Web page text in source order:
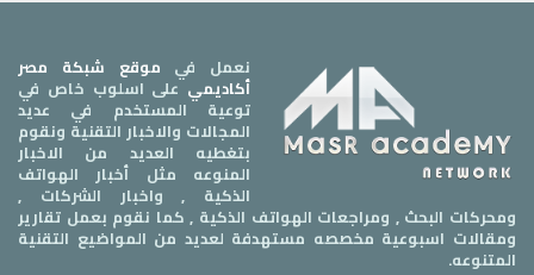
نعمل في موقع شبكة مصر
أكاديميعلى اسلوب خاص في
توعية المستخدم في عديد
المجالات والاخبار التقنية ونقوم
بتغطيه العديد من الاخبار
المنوعه مثل أخبار الهواتف
الذكية , واخبار الشركات ,
ومحركات البحث , ومراجعات الهواتف الذكية , كما نقوم بعمل تقارير
ومقالات اسبوعية مخصصه مستهدفة لعديد من المواضيع التقنية
المتنوعه.